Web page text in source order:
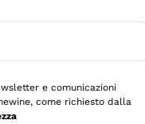
che
e comunicazioni
come richiesto dalla